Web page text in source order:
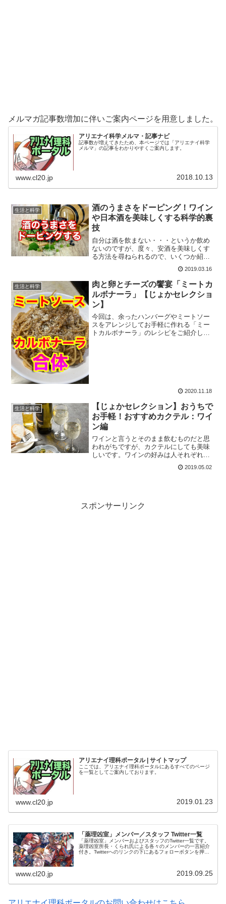
メルマガ記事数増加に伴いご案内ページを用意しました。
アリエナイ科学メルマ・記事ナビ
記事数が増えてきたため、本ページでは「アリエナイ科学
メルマ」の記事をわかりやすくご案内します。
www.cl20.jp 2018.10.13
生活と科学
酒のうまさをドーピング！ワイン
や日本酒を美味しくする科学的裏
技
自分は酒を飲まない・・・というか飲め
ないのですが、度々、安酒を美味しくす
る方法を尋ねられるので、いくつか紹介
イン、日本酒を科学的に美味しくする方
法です。自分は下戸なので試せませんが
（笑）
2019.03.16
生活と科学
肉と卵とチーズの饗宴「ミートカ
ルボナーラ」【じょかセレクショ
ン】
今回は、余ったハンバーグやミートソー
スをアレンジしてお手軽に作れる「ミー
トカルボナーラ」のレシピをご紹介しま
2020.11.18
生活と科学
【じょかセレクション】おうちで
お手軽！おすすめカクテル：ワイ
ン編
ワインと言うとそのまま飲むものだと思
われがちですが、カクテルにしても美味
しいです。ワインの好みは人それぞれな
ので今一つ口に合わないこともありま
す。カクテルにして、苦手な部分を緩和
2019.05.02
スポンサーリンク
アリエナイ理科ポータル | サイトマップ
ここでは、アリエナイ理科ポータルにあるすべてのページ
を一覧としてご案内しております。
www.cl20.jp 2019.01.23
「薬理凶室」メンバー／スタッフ Twitter一覧
「薬理凶室」メンバーおよびスタッフのTwitter一覧です。
薬理凶室所長・くられ氏による各々のメンバーの一言紹介
付き。Twitterへのリンクの下にあるフォローボタンを押す
www.cl20.jp 2019.09.25